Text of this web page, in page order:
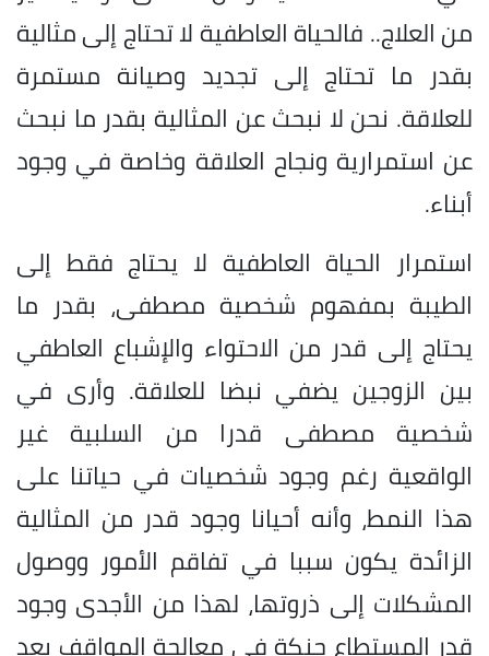
من العلاج.. فالحياة العاطفية لا تحتاج إلى مثالية
بقدر ما تحتاج إلى تجديد وصيانة مستمرة
للعلاقة. نحن لا نبحث عن المثالية بقدر ما نبحث
عن استمرارية ونجاح العلاقة وخاصة في وجود
أبناء.
استمرار الحياة العاطفية لا يحتاج فقط إلى
الطيبة بمفهوم شخصية مصطفى، بقدر ما
يحتاج إلى قدر من الاحتواء والإشباع العاطفي
بين الزوجين يضفي نبضا للعلاقة. وأرى في
شخصية مصطفى قدرا من السلبية غير
الواقعية رغم وجود شخصيات في حياتنا على
هذا النمط، وأنه أحيانا وجود قدر من المثالية
الزائدة يكون سببا في تفاقم الأمور ووصول
المشكلات إلى ذروتها، لهذا من الأجدى وجود
قدر المستطاع حنكة في معالجة المواقف بعد